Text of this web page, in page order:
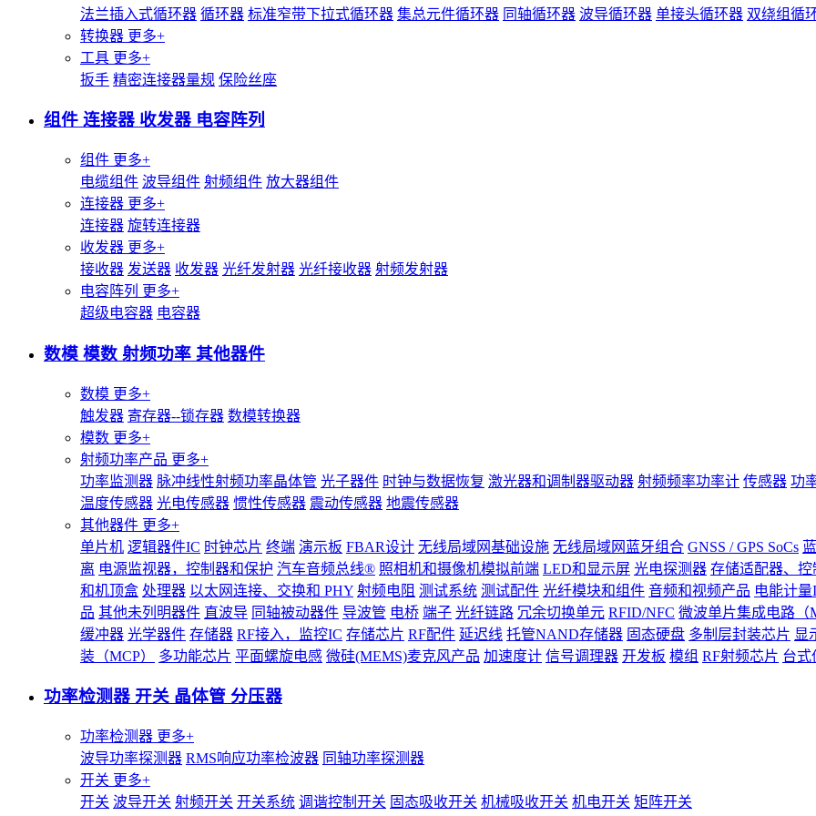
法兰插入式循环器 循环器 标准窄带下拉式循环器 集总元件循环器 同轴循环器 波导循环器 单接头循环器 双绕组循
转换器 更多+
工具 更多+
扳手 精密连接器量规 保险丝座
组件 连接器 收发器 电容阵列
组件 更多+
电缆组件 波导组件 射频组件 放大器组件
连接器 更多+
连接器 旋转连接器
收发器 更多+
接收器 发送器 收发器 光纤发射器 光纤接收器 射频发射器
电容阵列 更多+
超级电容器 电容器
数模 模数 射频功率 其他器件
数模 更多+
触发器 寄存器--锁存器 数模转换器
模数 更多+
射频功率产品 更多+
功率监测器 脉冲线性射频功率晶体管 光子器件 时钟与数据恢复 激光器和调制器驱动器 射频频率功率计 传感器 功
温度传感器 光电传感器 惯性传感器 震动传感器 地震传感器
其他器件 更多+
单片机 逻辑器件IC 时钟芯片 终端 演示板 FBAR设计 无线局域网基础设施 无线局域网蓝牙组合 GNSS / GPS SoCs
离 电源监视器，控制器和保护 汽车音频总线® 照相机和摄像机模拟前端 LED和显示屏 光电探测器 存储适配器、控
和机顶盒 处理器 以太网连接、交换和 PHY 射频电阻 测试系统 测试配件 光纤模块和组件 音频和视频产品 电能计量
品 其他未列明器件 直波导 同轴被动器件 导波管 电桥 端子 光纤链路 冗余切换单元 RFID/NFC 微波单片集成电路（
缓冲器 光学器件 存储器 RF接入，监控IC 存储芯片 RF配件 延迟线 托管NAND存储器 固态硬盘 多制层封装芯片 显
装（MCP）
多功能芯片 平面螺旋电感 微硅(MEMS)麦克风产品 加速度计 信号调理器 开发板 模组 RF射频芯片 台式
功率检测器 开关 晶体管 分压器
功率检测器 更多+
波导功率探测器 RMS响应功率检波器 同轴功率探测器
开关 更多+
开关 波导开关 射频开关 开关系统 调谐控制开关 固态吸收开关 机械吸收开关 机电开关 矩阵开关